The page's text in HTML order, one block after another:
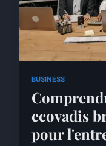
BUSINESS
ecovadis
pour